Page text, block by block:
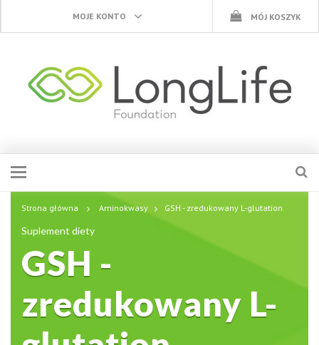
MOJE KONTO MÓJ KOSZYK
Strona główna Aminokwasy GSH - zredukowany L-glutation
Suplement diety
GSH -
zredukowany L-